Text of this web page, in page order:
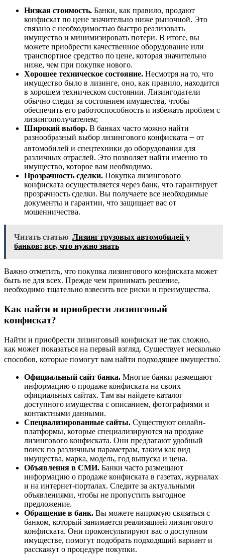
Низкая стоимость. Банки, как правило, продают
конфискат по цене значительно ниже рыночной. Это
связано с необходимостью быстро реализовать
имущество и минимизировать потери. В итоге, вы
можете приобрести качественное оборудование или
транспортное средство по цене, которая значительно
ниже, чем при покупке нового.
Хорошее техническое состояние. Несмотря на то, что
имущество было в лизинге, оно, как правило, находится
в хорошем техническом состоянии. Лизингодатели
обычно следят за состоянием имущества, чтобы
обеспечить его работоспособность и избежать проблем с
лизингополучателем;
Широкий выбор. В банках часто можно найти
разнообразный выбор лизингового конфиската ౼ от
автомобилей и спецтехники до оборудования для
различных отраслей. Это позволяет найти именно то
имущество, которое вам необходимо.
Прозрачность сделки. Покупка лизингового
конфиската осуществляется через банк, что гарантирует
прозрачность сделки. Вы получаете все необходимые
документы и гарантии, что защищает вас от
мошенничества.
Читать статью Лизинг грузовых автомобилей у
банков: все, что нужно знать
Важно отметить, что покупка лизингового конфиската может
быть не для всех. Прежде чем принимать решение,
необходимо тщательно взвесить все риски и преимущества.
Как найти и приобрести лизинговый
конфискат?
Найти и приобрести лизинговый конфискат не так сложно,
как может показаться на первый взгляд. Существует несколько
способов, которые помогут вам найти подходящее имущество⁚
Официальный сайт банка. Многие банки размещают
информацию о продаже конфиската на своих
официальных сайтах. Там вы найдете каталог
доступного имущества с описанием, фотографиями и
контактными данными.
Специализированные сайты. Существуют онлайн-
платформы, которые специализируются на продаже
лизингового конфиската. Они предлагают удобный
поиск по различным параметрам, таким как вид
имущества, марка, модель, год выпуска и цена.
Объявления в СМИ. Банки часто размещают
информацию о продаже конфиската в газетах, журналах
и на интернет-порталах. Следите за актуальными
объявлениями, чтобы не пропустить выгодное
предложение.
Обращение в банк. Вы можете напрямую связаться с
банком, который занимается реализацией лизингового
конфиската. Они проконсультируют вас о доступном
имуществе, помогут подобрать подходящий вариант и
расскажут о процедуре покупки.